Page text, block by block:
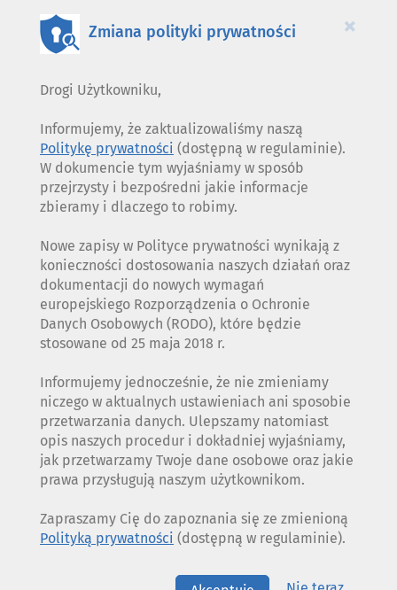
×
Zmiana polityki prywatności
Drogi Użytkowniku,
Informujemy, że zaktualizowaliśmy naszą
Politykę prywatności (dostępną w regulaminie).
W dokumencie tym wyjaśniamy w sposób
przejrzysty i bezpośredni jakie informacje
zbieramy i dlaczego to robimy.
Nowe zapisy w Polityce prywatności wynikają z
konieczności dostosowania naszych działań oraz
dokumentacji do nowych wymagań
europejskiego Rozporządzenia o Ochronie
Danych Osobowych (RODO), które będzie
stosowane od 25 maja 2018 r.
Informujemy jednocześnie, że nie zmieniamy
niczego w aktualnych ustawieniach ani sposobie
przetwarzania danych. Ulepszamy natomiast
opis naszych procedur i dokładniej wyjaśniamy,
jak przetwarzamy Twoje dane osobowe oraz jakie
prawa przysługują naszym użytkownikom.
Zapraszamy Cię do zapoznania się ze zmienioną
Polityką prywatności (dostępną w regulaminie).